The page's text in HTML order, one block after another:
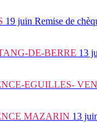
19 juin Remise de
DE-BERRE 13
EGUILLES-
MAZARIN 13